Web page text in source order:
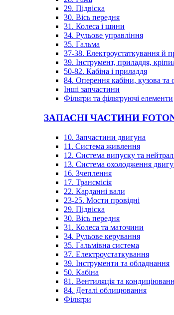
29. Підвіска
30. Вісь передня
31. Колеса і шини
34. Рульове управління
35. Гальма
37-38. Електроустаткування й
39. Інструмент, приладдя,
50-82. Кабіна і приладдя
84. Оперення кабіни, кузова та
Інші запчастини
Фільтри та фільтруючі елементи
ЗАПАСНІ ЧАСТИНИ
10. Запчастини двигуна
11. Система живлення
12. Система випуску та
13. Система охолодження
16. Зчеплення
17. Трансмісія
22. Карданні вали
23-25. Мости провідні
29. Підвіска
30. Вісь передня
31. Колеса та маточини
34. Рульове керування
35. Гальмівна система
37. Електроустаткування
39. Інструменти та обладнання
50. Кабіна
81. Вентиляція та
84. Деталі облицювання
Фільтри